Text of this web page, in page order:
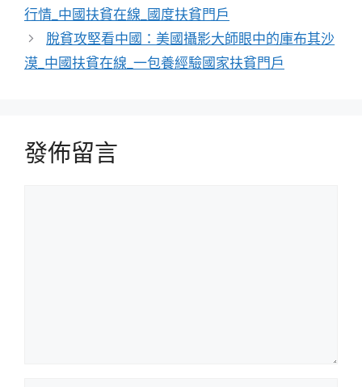
行情_中國扶貧在線_國度扶貧門戶
脫貧攻堅看中國：美國攝影大師眼中的庫布其沙
漠_中國扶貧在線_一包養經驗國家扶貧門戶
發佈留言